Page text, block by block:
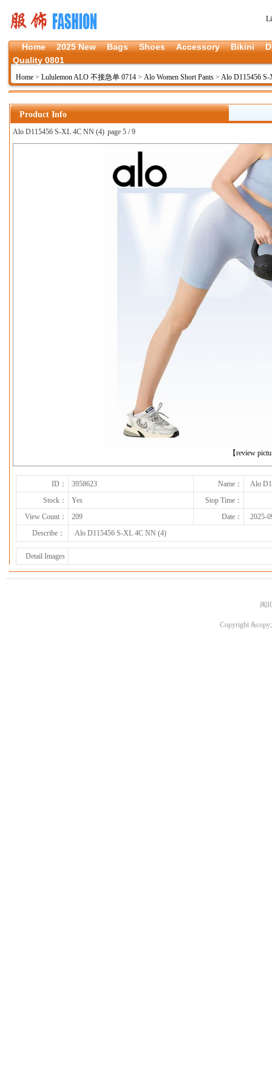
Home 2025 New Bags Shoes Accessory Bikini
Quality 0801
Home > Lululemon ALO 不接急单 0714 > Alo Women Short Pants > Alo D115456
Product Info
Alo D115456 S-XL 4C NN (4) page 5 / 9
【review
上一张
ID： 3958623 Name：
Alo
Stock：
Yes
Stop Time：
View Count：
209 Date：
2025-
Describe：
Alo D115456 S-XL 4C NN (4)
Detail Images
闽
Copyright